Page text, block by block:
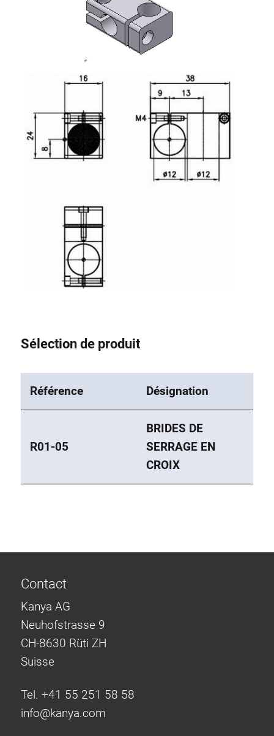
Sélection de produit
Référence Désignation
R01-05
BRIDES DE
SERRAGE EN
CROIX
Contact
Kanya AG
Neuhofstrasse 9
CH-8630 Rüti ZH
Suisse
Tel. +41 55 251 58 58
info@kanya.com